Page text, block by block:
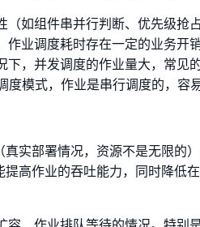
如组件串并行判断、优先级抢
业调度耗时存在一定的业务开销
，并发调度的作业量大，常见
模式，作业是串行调度的，容
实部署情况，资源不是无限的
高作业的吞吐能力，同时降低